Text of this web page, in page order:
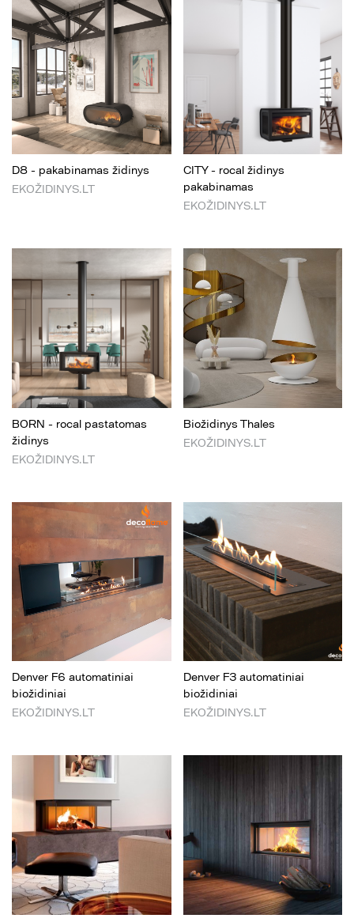
D8 - pakabinamas židinys
EKOŽIDINYS.LT
CITY - rocal židinys
pakabinamas
EKOŽIDINYS.LT
BORN - rocal pastatomas
židinys
EKOŽIDINYS.LT
Biožidinys Thales
EKOŽIDINYS.LT
Denver F6 automatiniai
biožidiniai
EKOŽIDINYS.LT
Denver F3 automatiniai
biožidiniai
EKOŽIDINYS.LT